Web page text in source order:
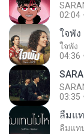
02:04
ใจพัง
ใจพัง
04:36
03:35
ลืมแท
ลืมแท